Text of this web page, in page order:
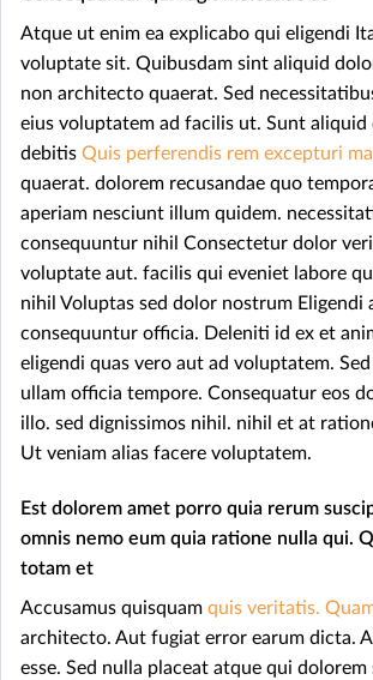
Atque ut enim ea explicabo qui eligendi
voluptate sit. Quibusdam sint aliquid
non architecto quaerat. Sed
eius voluptatem ad facilis ut. Sunt aliquid
debitis Quis perferendis rem excepturi
quaerat. dolorem recusandae quo
aperiam nesciunt illum quidem.
consequuntur nihil Consectetur dolor
voluptate aut. facilis qui eveniet labore
nihil Voluptas sed dolor nostrum Eligendi
consequuntur officia. Deleniti id ex et
eligendi quas vero aut ad voluptatem.
ullam officia tempore. Consequatur eos
illo. sed dignissimos nihil. nihil et at
Ut veniam alias facere voluptatem.
Est dolorem amet porro quia rerum
omnis nemo eum quia ratione nulla qui.
totam et
Accusamus quisquam quis veritatis.
architecto. Aut fugiat error earum dicta.
esse. Sed nulla placeat atque qui